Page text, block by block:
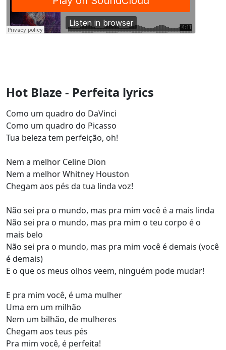
Hot Blaze - Perfeita lyrics
Como um quadro do DaVinci
Como um quadro do Picasso
Tua beleza tem perfeição, oh!
Nem a melhor Celine Dion
Nem a melhor Whitney Houston
Chegam aos pés da tua linda voz!
Não sei pra o mundo, mas pra mim você é a mais linda
Não sei pra o mundo, mas pra mim o teu corpo é o
mais belo
Não sei pra o mundo, mas pra mim você é demais (você
é demais)
E o que os meus olhos veem, ninguém pode mudar!
E pra mim você, é uma mulher
Uma em um milhão
Nem um bilhão, de mulheres
Chegam aos teus pés
Pra mim você, é perfeita!